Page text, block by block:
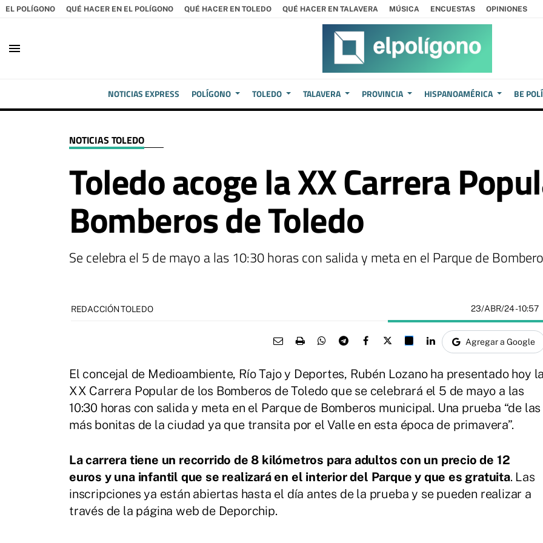
EL POLÍGONO QUÉ HACER EN EL POLÍGONO QUÉ HACER EN TOLEDO QUÉ HACER EN TALAVERA MÚSICA ENCUESTAS OPINIONES
menu
NOTICIAS EXPRESS POLÍGONO TOLEDO TALAVERA PROVINCIA HISPANOAMÉRICA BE
NOTICIAS TOLEDO
Toledo acoge la XX Carrera
Bomberos de Toledo
Se celebra el 5 de mayo a las 10:30 horas con salida y meta en el Parque de
REDACCIÓN TOLEDO 23/ABR/24- 10:57
Agregar a Google
El concejal de Medioambiente, Río Tajo y Deportes, Rubén Lozano ha presentado hoy
XX Carrera Popular de los Bomberos de Toledo que se celebrará el 5 de mayo a las
10:30 horas con salida y meta en el Parque de Bomberos municipal. Una prueba “de las
más bonitas de la ciudad ya que transita por el Valle en esta época de primavera”.
La carrera tiene un recorrido de 8 kilómetros para adultos con un precio de 12
euros y una infantil que se realizará en el interior del Parque y que es gratuita. Las
inscripciones ya están abiertas hasta el día antes de la prueba y se pueden realizar a
través de la página web de Deporchip.